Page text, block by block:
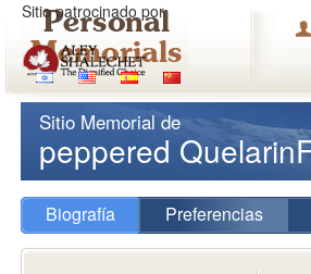
Sitio patrocinado por
Sitio Memorial de
peppered
Biografía Preferencias